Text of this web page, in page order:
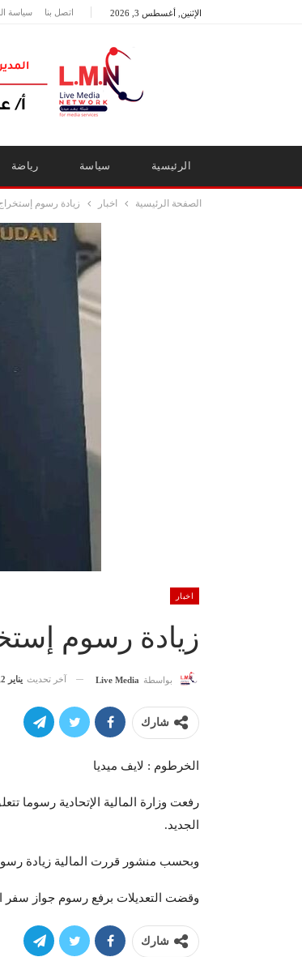
الإثنين, أغسطس 3, 2026 اتصل بنا سياسة
الرئيسية سياسة رياضة
الصفحة الرئيسية اخبار زيادة رسوم
اخبار
زيادة رسوم
بواسطة Live Media آخر تحديث يناير 2, 2023
شارك
الخرطوم : لايف ميديا
الجديد.
وبحسب منشور قررت المالية زيادة رسوم جواز السفر العادي
وقضت التعديلات برفع رسوم جواز سفر الاطفال إلى 26.250 ألف جنيه والجواز
شارك